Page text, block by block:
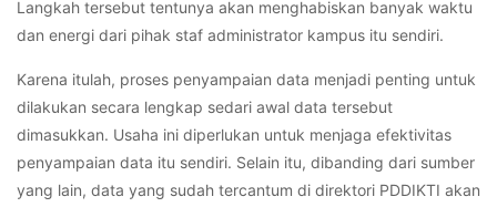
Langkah tersebut tentunya akan menghabiskan banyak waktu
dan energi dari pihak staf administrator kampus itu sendiri.
Karena itulah, proses penyampaian data menjadi penting untuk
dilakukan secara lengkap sedari awal data tersebut
dimasukkan. Usaha ini diperlukan untuk menjaga efektivitas
penyampaian data itu sendiri. Selain itu, dibanding dari sumber
yang lain, data yang sudah tercantum di direktori PDDIKTI akan